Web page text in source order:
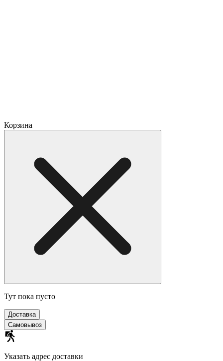
Корзина
Тут пока пусто
Доставка
Самовывоз
Указать адрес доставки